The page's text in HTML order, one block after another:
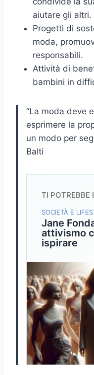
aiutare gli altri.
Progetti di
moda,
responsabili.
Attività di
bambini in
“La moda deve
esprimere la
un modo per
Balti
TI POTREBBE
SOCIETÀ E
Jane
attivismo
ispirare